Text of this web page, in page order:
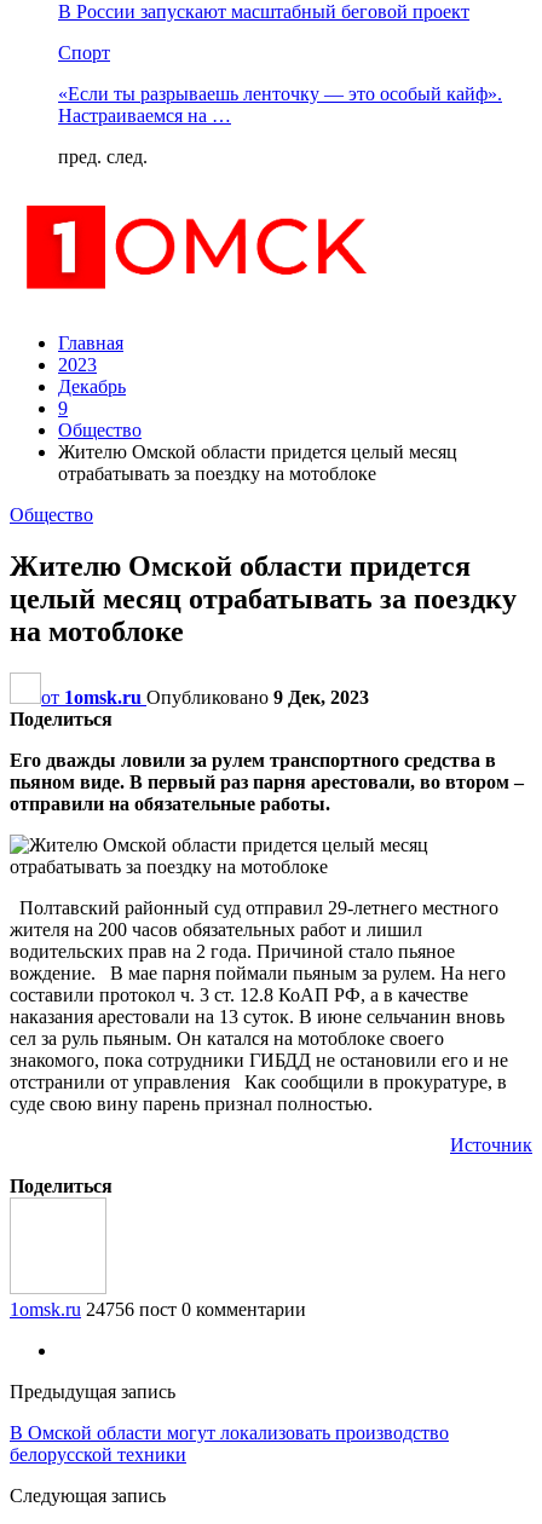
В России запускают масштабный беговой проект
Спорт
«Если ты разрываешь ленточку — это особый кайф».
Настраиваемся на …
пред. след.
Главная
2023
Декабрь
9
Общество
Жителю Омской области придется целый месяц
отрабатывать за поездку на мотоблоке
Общество
Жителю Омской области придется
целый месяц отрабатывать за поездку
на мотоблоке
от 1omsk.ru Опубликовано 9 Дек, 2023
Поделиться
Его дважды ловили за рулем транспортного средства в
пьяном виде. В первый раз парня арестовали, во втором –
отправили на обязательные работы.
Полтавский районный суд отправил 29-летнего местного
жителя на 200 часов обязательных работ и лишил
водительских прав на 2 года. Причиной стало пьяное
вождение. В мае парня поймали пьяным за рулем. На него
составили протокол ч. 3 ст. 12.8 КоАП РФ, а в качестве
наказания арестовали на 13 суток. В июне сельчанин вновь
сел за руль пьяным. Он катался на мотоблоке своего
знакомого, пока сотрудники ГИБДД не остановили его и не
отстранили от управления Как сообщили в прокуратуре, в
суде свою вину парень признал полностью.
Источник
Поделиться
1omsk.ru 24756 пост 0 комментарии
Предыдущая запись
В Омской области могут локализовать производство
белорусской техники
Следующая запись